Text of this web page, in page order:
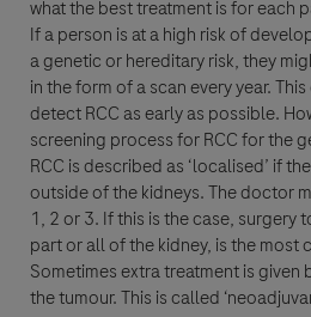
what the best treatment is for each
If a person is at a high risk of
a genetic or hereditary risk, they
in the form of a scan every year.
detectRCC as early as possible.
screening process forRCCfor the
RCC is described as ‘localised’ if the
outside of the kidneys. The doctor
1, 2 or 3. If this is the case, surgery
part or all of the kidney, is the most
Sometimes extra treatment is given
the tumour. This is called